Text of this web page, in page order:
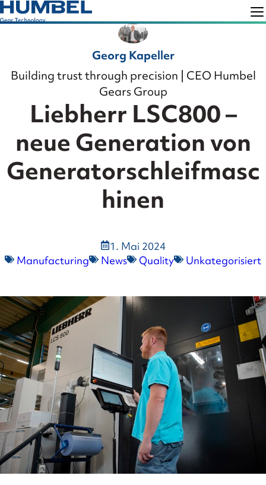
Skip
to
Skip
to
Georg Kapeller
Building trust through precision | CEO Humbel
Gears Group
Liebherr LSC800 –
neue Generation von
Generatorschleifmasc
hinen
1. Mai 2024
Manufacturing
News Quality Unkategorisiert